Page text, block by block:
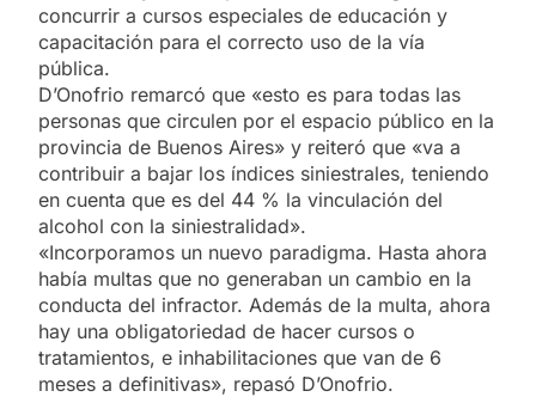
concurrir a cursos especiales de educación y
capacitación para el correcto uso de la vía
pública.
D’Onofrio remarcó que «esto es para todas las
personas que circulen por el espacio público en la
provincia de Buenos Aires» y reiteró que «va a
contribuir a bajar los índices siniestrales, teniendo
en cuenta que es del 44 % la vinculación del
alcohol con la siniestralidad».
«Incorporamos un nuevo paradigma. Hasta ahora
había multas que no generaban un cambio en la
conducta del infractor. Además de la multa, ahora
hay una obligatoriedad de hacer cursos o
tratamientos, e inhabilitaciones que van de 6
meses a definitivas», repasó D’Onofrio.